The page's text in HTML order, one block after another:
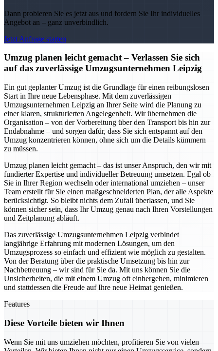
Dann probieren Sie es jetzt aus und fordern Sie Ihr individuelles
Angebot an – ganz unverbindlich.
Jetzt Anfrage starten
Umzug planen leicht gemacht – Verlassen Sie sich
auf das zuverlässige Umzugsunternehmen Leipzig
Ein gut geplanter Umzug ist die Grundlage für einen reibungslosen
Start in Ihre neue Lebensphase. Mit dem zuverlässigen
Umzugsunternehmen Leipzig an Ihrer Seite wird die Planung zu
einer klaren, strukturierten Angelegenheit. Wir übernehmen die
Organisation – von der Vorbereitung über den Transport bis hin zur
Endabnahme – und sorgen dafür, dass Sie sich entspannt auf den
Umzug konzentrieren können, ohne sich um die Details kümmern
zu müssen.
Umzug planen leicht gemacht – das ist unser Anspruch, den wir mit
fundierter Expertise und individueller Betreuung umsetzen. Egal ob
Sie in Ihrer Region wechseln oder international umziehen – unser
Team erstellt für Sie einen maßgeschneiderten Plan, der alle Aspekte
berücksichtigt. So bleibt nichts dem Zufall überlassen, und Sie
können sicher sein, dass Ihr Umzug genau nach Ihren Vorstellungen
und Zeitplanung abläuft.
Das zuverlässige Umzugsunternehmen Leipzig verbindet
langjährige Erfahrung mit modernen Lösungen, um den
Umzugsprozess so einfach und effizient wie möglich zu gestalten.
Von der Beratung über die praktische Umsetzung bis hin zur
Nachbetreuung – wir sind für Sie da. Mit uns können Sie die
Unsicherheiten, die mit einem Umzug oft einhergehen, minimieren
und stattdessen die Freude auf Ihre neue Heimat genießen.
Features
Diese Vorteile bieten wir Ihnen
Wenn Sie mit uns umziehen möchten, profitieren Sie von vielen